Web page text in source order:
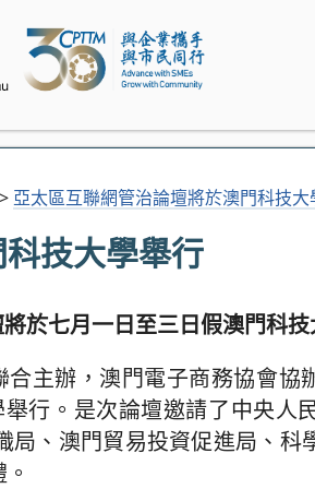
> 亞太區互聯網管治論壇將於澳門科技大
技大學舉行
於七月一日至三日假澳門科
主辦，澳門電子商務協會協
行。是次論壇邀請了中央人
、澳門貿易投資促進局、